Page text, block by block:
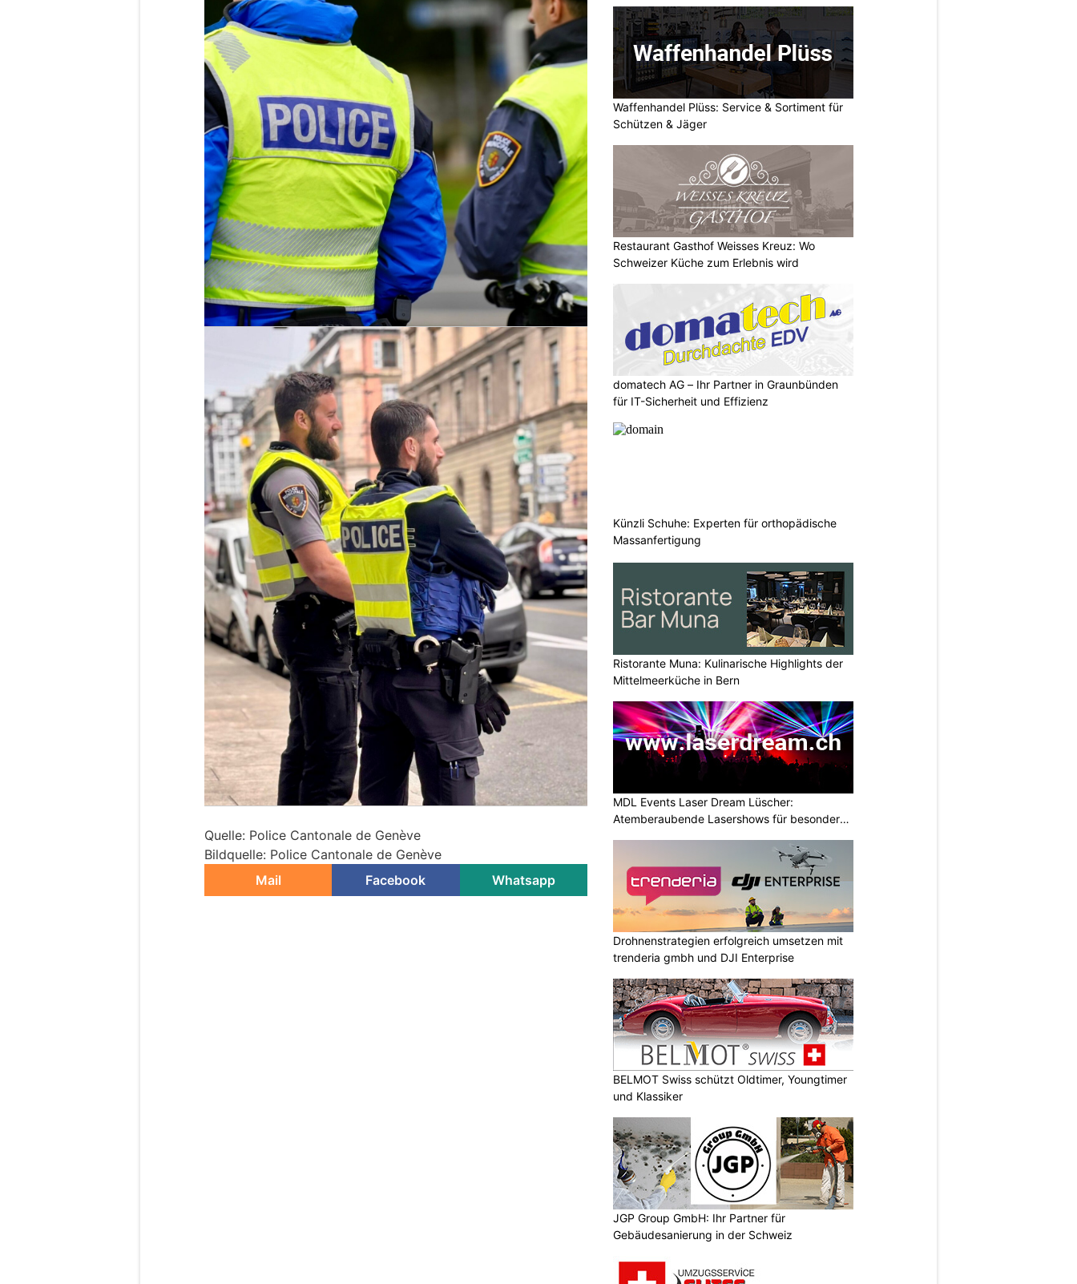
Quelle: Police Cantonale de Genève
Bildquelle: Police Cantonale de Genève
Mail
Facebook Whatsapp
Waffenhandel Plüss: Service & Sortiment für
Schützen & Jäger
Restaurant Gasthof Weisses Kreuz: Wo
Schweizer Küche zum Erlebnis wird
domatech AG – Ihr Partner in Graunbünden
für IT-Sicherheit und Effizienz
Künzli Schuhe: Experten für orthopädische
Massanfertigung
Ristorante Muna: Kulinarische Highlights der
Mittelmeerküche in Bern
MDL Events Laser Dream Lüscher:
Atemberaubende Lasershows für besondere
Drohnenstrategien erfolgreich umsetzen mit
trenderia gmbh und DJI Enterprise
BELMOT Swiss schützt Oldtimer, Youngtimer
und Klassiker
JGP Group GmbH: Ihr Partner für
Gebäudesanierung in der Schweiz